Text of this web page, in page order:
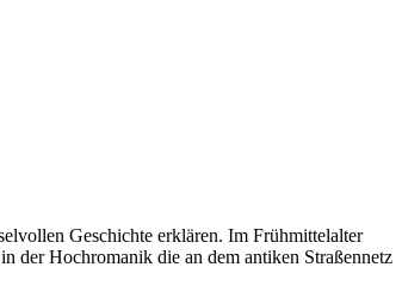
Geschichte erklären. Im Frühmittelalter
der Hochromanik die an dem antiken Straßennetz